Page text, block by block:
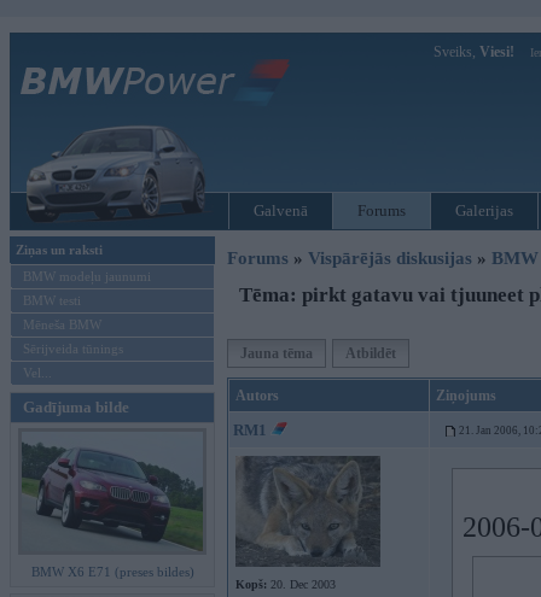
Sveiks, Viesi!
Galvenā Forums Galerijas
Ziņas un raksti
BMW modeļu jaunumi
BMW testi
Mēneša BMW
Sērijveida tūnings
Vel...
Gadījuma bilde
BMW X6 E71 (preses bildes)
Forums » Vispārējās diskusijas » BMW
Tēma: pirkt gatavu vai tjuuneet
Jauna tēma Atbildēt
Autors Ziņojums
RM1 21. Jan 2006,
Kopš: 20. Dec 2003
2006-